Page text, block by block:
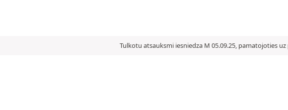
Tulkotu atsauksmi iesniedza M 05.09.25, pamatojoties